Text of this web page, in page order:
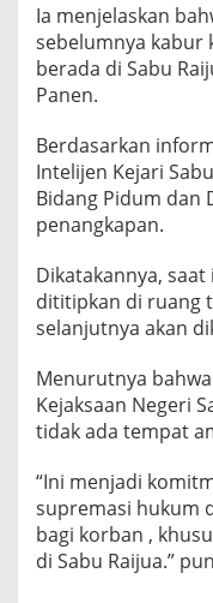
Ia menjelaskan
sebelumnya kabur
berada di Sabu
Panen.
Berdasarkan
Intelijen Kejari
Bidang Pidum dan
penangkapan.
Dikatakannya,
dititipkan di ruang
selanjutnya akan
Menurutnya
Kejaksaan Negeri
tidak ada tempat
“Ini menjadi
supremasi hukum
bagi korban ,
di Sabu Raijua.”